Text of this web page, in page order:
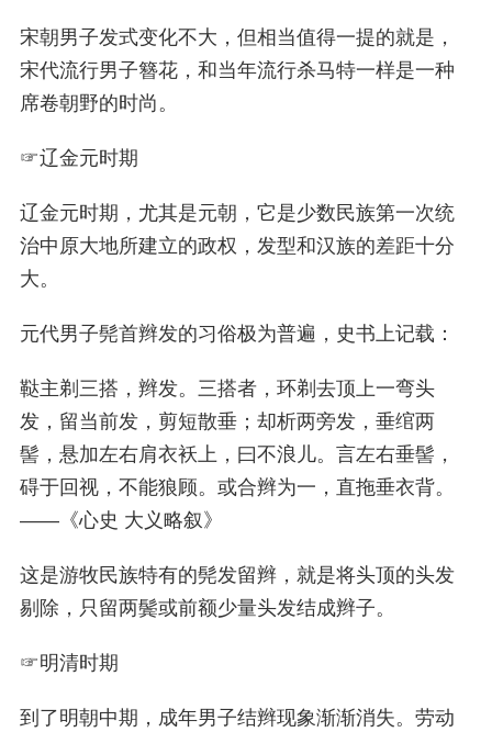
宋朝男子发式变化不大，但相当值得一提的就是，
宋代流行男子簪花，和当年流行杀马特一样是一种
席卷朝野的时尚。
☞辽金元时期
辽金元时期，尤其是元朝，它是少数民族第一次统
治中原大地所建立的政权，发型和汉族的差距十分
大。
元代男子髡首辫发的习俗极为普遍，史书上记载：
鞑主剃三搭，辫发。三搭者，环剃去顶上一弯头
发，留当前发，剪短散垂；却析两旁发，垂绾两
髻，悬加左右肩衣袄上，曰不浪儿。言左右垂髻，
碍于回视，不能狼顾。或合辫为一，直拖垂衣背。
——《心史 大义略叙》
这是游牧民族特有的髡发留辫，就是将头顶的头发
剔除，只留两鬓或前额少量头发结成辫子。
☞明清时期
到了明朝中期，成年男子结辫现象渐渐消失。劳动